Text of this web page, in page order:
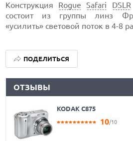
Конструкция Rogue Safari DSLR
состоит из группы линз
«усилить» световой поток в 4-8
ПОДЕЛИТЬСЯ
ОТЗЫВЫ
KODAK C875
10/10